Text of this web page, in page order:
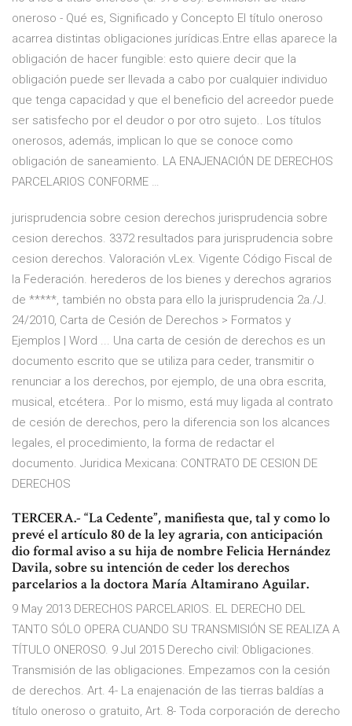
oneroso - Qué es, Significado y Concepto El título oneroso
acarrea distintas obligaciones jurídicas.Entre ellas aparece la
obligación de hacer fungible: esto quiere decir que la
obligación puede ser llevada a cabo por cualquier individuo
que tenga capacidad y que el beneficio del acreedor puede
ser satisfecho por el deudor o por otro sujeto.. Los títulos
onerosos, además, implican lo que se conoce como
obligación de saneamiento. LA ENAJENACIÓN DE DERECHOS
PARCELARIOS CONFORME …
jurisprudencia sobre cesion derechos jurisprudencia sobre
cesion derechos. 3372 resultados para jurisprudencia sobre
cesion derechos. Valoración vLex. Vigente Código Fiscal de
la Federación. herederos de los bienes y derechos agrarios
de *****, también no obsta para ello la jurisprudencia 2a./J.
24/2010, Carta de Cesión de Derechos > Formatos y
Ejemplos | Word ... Una carta de cesión de derechos es un
documento escrito que se utiliza para ceder, transmitir o
renunciar a los derechos, por ejemplo, de una obra escrita,
musical, etcétera.. Por lo mismo, está muy ligada al contrato
de cesión de derechos, pero la diferencia son los alcances
legales, el procedimiento, la forma de redactar el
documento. Juridica Mexicana: CONTRATO DE CESION DE
DERECHOS
TERCERA.- “La Cedente”, manifiesta que, tal y como lo
prevé el artículo 80 de la ley agraria, con anticipación
dio formal aviso a su hija de nombre Felicia Hernández
Davila, sobre su intención de ceder los derechos
parcelarios a la doctora María Altamirano Aguilar.
9 May 2013 DERECHOS PARCELARIOS. EL DERECHO DEL
TANTO SÓLO OPERA CUANDO SU TRANSMISIÓN SE REALIZA A
TÍTULO ONEROSO. 9 Jul 2015 Derecho civil: Obligaciones.
Transmisión de las obligaciones. Empezamos con la cesión
de derechos. Art. 4- La enajenación de las tierras baldías a
título oneroso o gratuito, Art. 8- Toda corporación de derecho